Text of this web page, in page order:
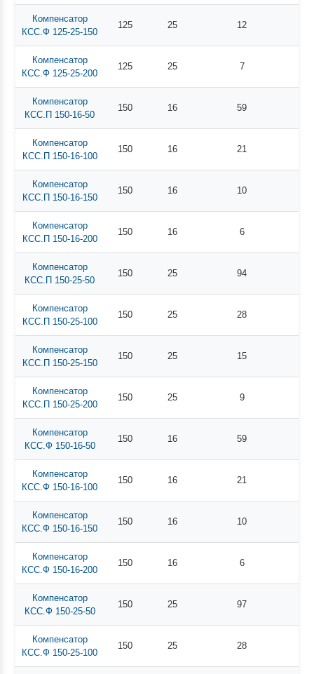
Компенсатор
КСС.Ф 125-25-150
125 25 12
Компенсатор
КСС.Ф 125-25-200
125 25 7
Компенсатор
КСС.П 150-16-50
150 16 59
Компенсатор
КСС.П 150-16-100
150 16 21
Компенсатор
КСС.П 150-16-150
150 16 10
Компенсатор
КСС.П 150-16-200
150 16 6
Компенсатор
КСС.П 150-25-50
150 25 94
Компенсатор
КСС.П 150-25-100
150 25 28
Компенсатор
КСС.П 150-25-150
150 25 15
Компенсатор
КСС.П 150-25-200
150 25 9
Компенсатор
КСС.Ф 150-16-50
150 16 59
Компенсатор
КСС.Ф 150-16-100
150 16 21
Компенсатор
КСС.Ф 150-16-150
150 16 10
Компенсатор
КСС.Ф 150-16-200
150 16 6
Компенсатор
КСС.Ф 150-25-50
150 25 97
Компенсатор
КСС.Ф 150-25-100
150 25 28